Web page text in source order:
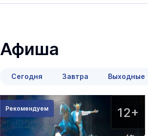
Афиша
Сегодня Завтра Выходные
Рекомендуем 12+